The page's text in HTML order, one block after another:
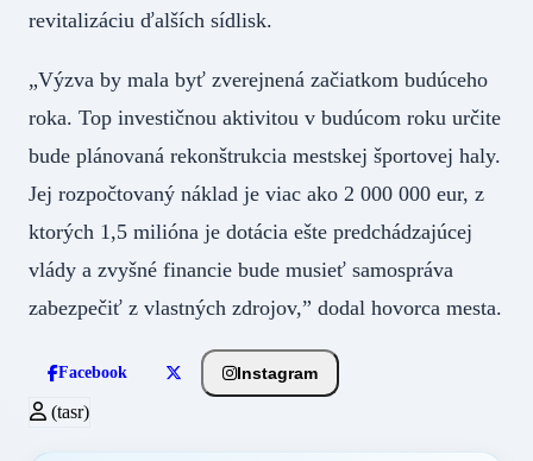
revitalizáciu ďalších sídlisk.
„Výzva by mala byť zverejnená začiatkom budúceho
roka. Top investičnou aktivitou v budúcom roku určite
bude plánovaná rekonštrukcia mestskej športovej haly.
Jej rozpočtovaný náklad je viac ako 2 000 000 eur, z
ktorých 1,5 milióna je dotácia ešte predchádzajúcej
vlády a zvyšné financie bude musieť samospráva
zabezpečiť z vlastných zdrojov,” dodal hovorca mesta.
Facebook Instagram
(tasr)